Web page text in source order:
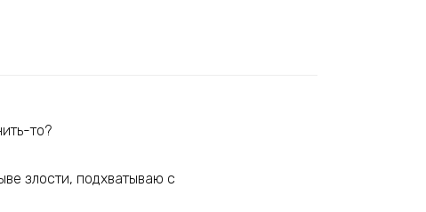
то?
злости, подхватываю с